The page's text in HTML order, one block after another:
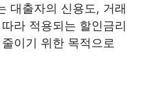
대출자의 신용도, 거래
라 적용되는 할인금리
이기 위한 목적으로